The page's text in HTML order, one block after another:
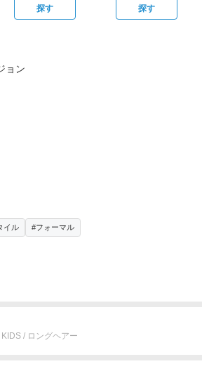
探す 探す
ョン
イル #フォーマル
/ ロングヘアー